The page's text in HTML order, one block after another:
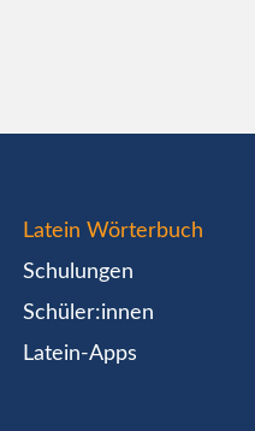
Latein Wörterbuch
Schulungen
Schüler:innen
Latein-Apps